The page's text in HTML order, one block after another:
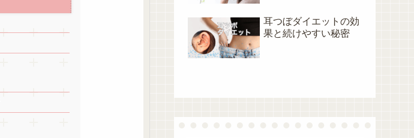
耳つぼダイエットの効
果と続けやすい秘密